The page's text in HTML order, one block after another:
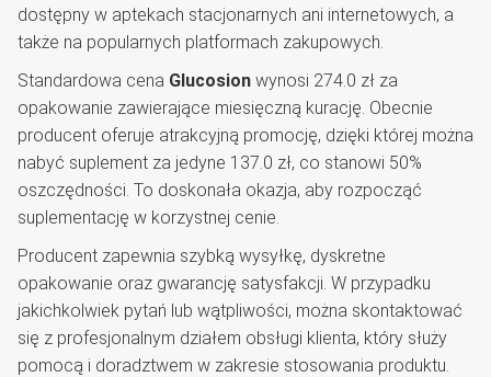
dostępny w aptekach stacjonarnych ani internetowych, a
także na popularnych platformach zakupowych.
Standardowa cena Glucosion wynosi 274.0 zł za
opakowanie zawierające miesięczną kurację. Obecnie
producent oferuje atrakcyjną promocję, dzięki której można
nabyć suplement za jedyne 137.0 zł, co stanowi 50%
oszczędności. To doskonała okazja, aby rozpocząć
suplementację w korzystnej cenie.
Producent zapewnia szybką wysyłkę, dyskretne
opakowanie oraz gwarancję satysfakcji. W przypadku
jakichkolwiek pytań lub wątpliwości, można skontaktować
się z profesjonalnym działem obsługi klienta, który służy
pomocą i doradztwem w zakresie stosowania produktu.